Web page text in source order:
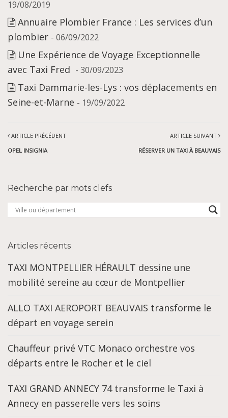
19/08/2019
Annuaire Plombier France : Les services d’un
plombier - 06/09/2022
Une Expérience de Voyage Exceptionnelle
avec Taxi Fred - 30/09/2023
Taxi Dammarie-les-Lys : vos déplacements en
Seine-et-Marne - 19/09/2022
ARTICLE PRÉCÉDENT
OPEL INSIGNIA
ARTICLE SUIVANT
RÉSERVER UN TAXI À BEAUVAIS
Recherche par mots clefs
Articles récents
TAXI MONTPELLIER HÉRAULT dessine une
mobilité sereine au cœur de Montpellier
ALLO TAXI AEROPORT BEAUVAIS transforme le
départ en voyage serein
Chauffeur privé VTC Monaco orchestre vos
départs entre le Rocher et le ciel
TAXI GRAND ANNECY 74 transforme le Taxi à
Annecy en passerelle vers les soins